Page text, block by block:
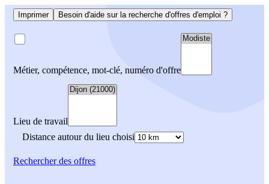
Imprimer Besoin d'aide sur la recherche d'offres d'emploi ?
Métier, compétence, mot-clé, numéro d'offre
Lieu de travail
Distance autour du lieu choisi
Rechercherdes offres